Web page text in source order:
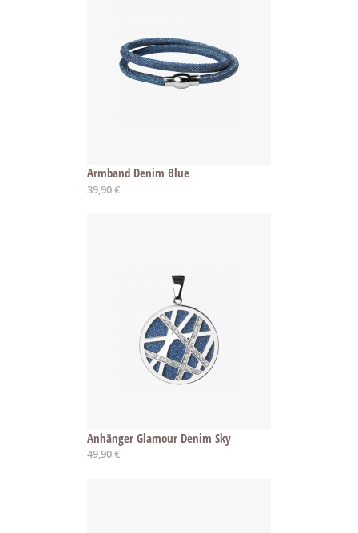
Armband Denim Blue
Ab
39,90 €
Anhänger Glamour Denim Sky
49,90 €